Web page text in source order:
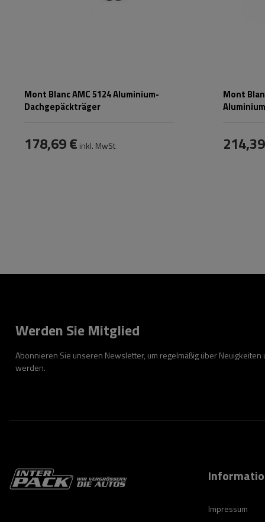
Mont Blanc AMC 5124 Aluminium-
Dachgepäckträger
178,69 € inkl. MwSt
Mont
Werden Sie Mitglied
Abonnieren Sie unseren Newsletter, um regelmäßig über
werden.
Impressum